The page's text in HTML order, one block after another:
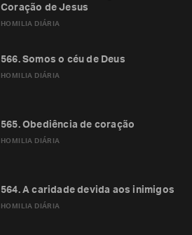
HOMILIA DIÁRIA
Coração de Jesus
HOMILIA DIÁRIA
566. Somos o céu de Deus
HOMILIA DIÁRIA
565. Obediência de coração
HOMILIA DIÁRIA
564. A caridade devida aos inimigos